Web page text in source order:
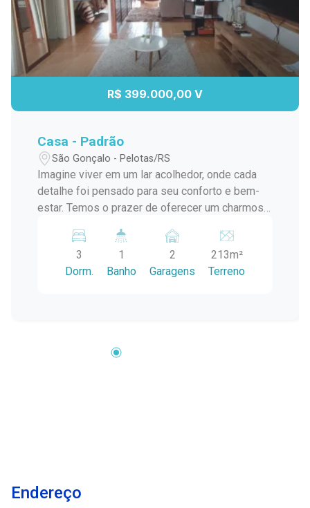
R$ 399.000,00 V
Casa - Padrão
São Gonçalo - Pelotas/RS
Imagine viver em um lar acolhedor, onde cada
detalhe foi pensado para seu conforto e bem-
estar. Temos o prazer de oferecer um charmoso
para quem busca uma moradia prática e
elegante. Amplo Terreno: Espaço de sobra para
crianças brincarem e para seus projetos de
Proteja seus veículos do sol e da chuva.
3
Dorm.
1
Banho
2
Garagens
213m²
Terreno
Endereço